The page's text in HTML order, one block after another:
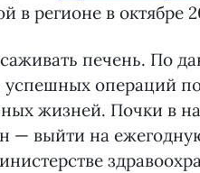
в регионе в октябре
печень. По
операций
жизней. Почки в
— выйти на